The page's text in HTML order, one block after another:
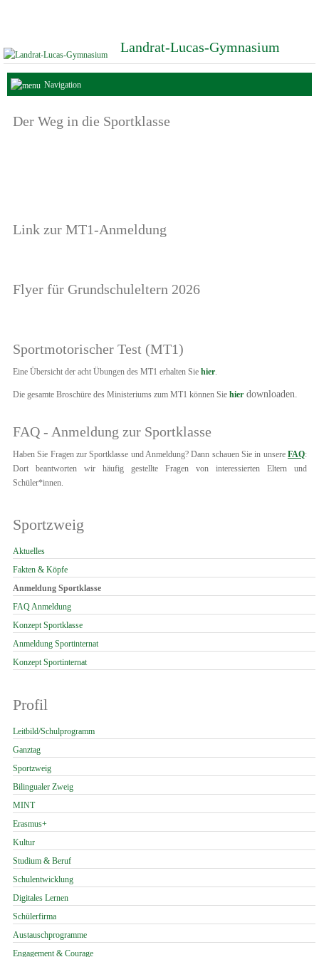
Landrat-Lucas-Gymnasium
Navigation
Der Weg in die Sportklasse
Link zur MT1-Anmeldung
Flyer für Grundschuleltern 2026
Sportmotorischer Test (MT1)
Eine Übersicht der acht Übungen des MT1 erhalten Sie hier.
Die gesamte Broschüre des Ministeriums zum MT1 können Sie hier downloaden.
FAQ - Anmeldung zur Sportklasse
Haben Sie Fragen zur Sportklasse und Anmeldung? Dann schauen Sie in unsere FAQ:
Dort beantworten wir häufig gestellte Fragen von interessierten Eltern und
Schüler*innen.
Sportzweig
Navigation
überspringen
Aktuelles
Fakten & Köpfe
Anmeldung Sportklasse
FAQ Anmeldung
Konzept Sportklasse
Anmeldung Sportinternat
Konzept Sportinternat
Profil
Navigation
überspringen
Leitbild/Schulprogramm
Ganztag
Sportzweig
Bilingualer Zweig
MINT
Erasmus+
Kultur
Studium & Beruf
Schulentwicklung
Digitales Lernen
Schülerfirma
Austauschprogramme
Engagement & Courage